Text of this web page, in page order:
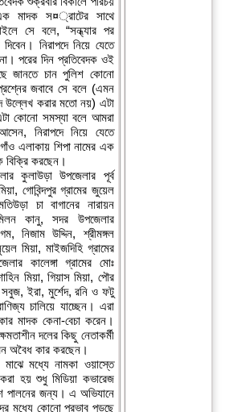
মাদক স¤্রাটের সাথে
সে বলে, “সন্ধ্যার পর
নিরাপদে নিয়ে যেতে
পরের দিন প্রতিবেদক ওই
জানতে চান পুলিশ কোনো
জবাবে সে বলে (এমন
উল্লেখ করার মতো নয়) এটা
কোনো সমস্যা বলে আমরা
নিরাপদে নিয়ে যেতে
এলাকায় শিপা নামের এক
বিক্রি করছেন।
কুলাউড়া উপজেলার পূর্ব
গোবিন্দপুর গ্রামের জুয়েল
চা বাগানের নারায়ন
কানু, সদর উপজেলার
নিজাম উদ্দিন, শ্রীমঙ্গল
মিয়া, মাইজদিহি গ্রামের
কালেঙ্গা গ্রামের মোঃ
মিয়া, গিয়াস মিয়া, পৌর
ইরা, মুর্শেদ, রনি ও ফটু
চালিয়ে যাচ্ছেন। এরা
মাদক কেনা-বেচা করেন।
দলের কিছু নেতাকর্মী
অবৈধ কার করছেন।
মধ্যে নামকা ওয়াস্তে
হয় শুধু মিডিয়া কভারেজ
পালনের জন্য। এ অভিযানে
মধ্যে কোনো প্রভাব পড়ছে